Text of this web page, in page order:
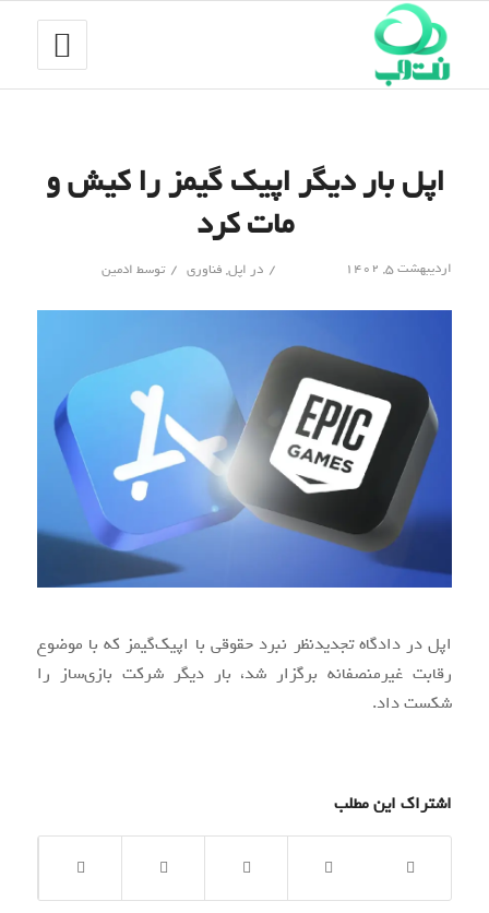
اپل بار دیگر اپیک گیمز را کیش و
مات کرد
اردیبهشت ۵, ۱۴۰۲ / در اپل, فناوری / توسط ادمین
اپل در دادگاه تجدیدنظر نبرد حقوقی با اپیک‌گیمز که با موضوع
رقابت غیرمنصفانه برگزار شد، بار دیگر شرکت بازی‌ساز را
شکست داد.
اشتراک این مطلب